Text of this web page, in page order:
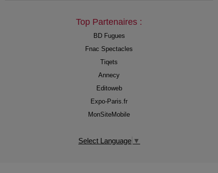
Top Partenaires :
BD Fugues
Fnac Spectacles
Tiqets
Annecy
Editoweb
Expo-Paris.fr
MonSiteMobile
Select Language ▼